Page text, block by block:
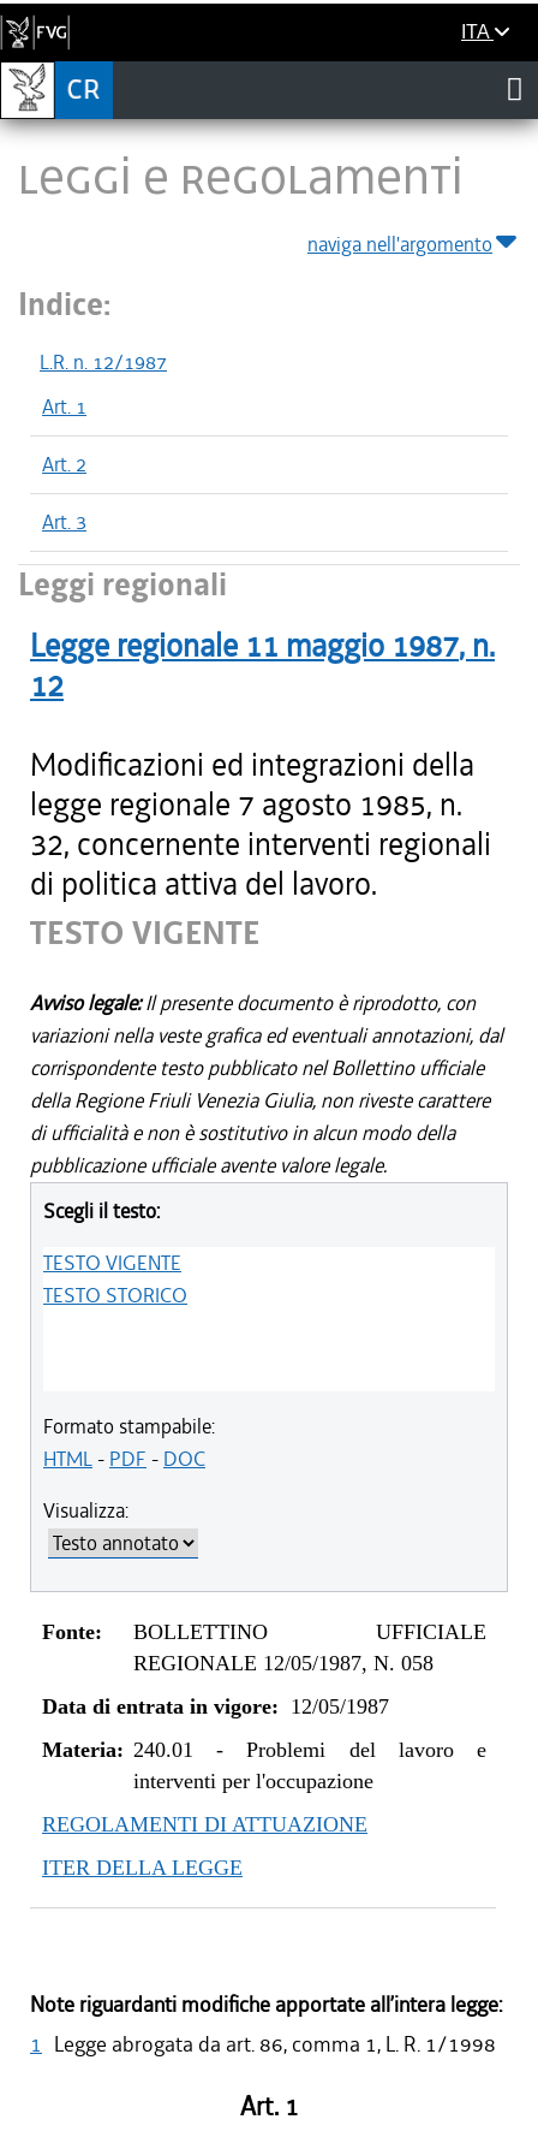
ITA
LEGGI E REGOLAMENTI
naviga nell'argomento
Indice:
L.R. n. 12/1987
Art. 1
Art. 2
Art. 3
Leggi regionali
Legge regionale 11 maggio 1987, n.
12
Modificazioni ed integrazioni della
legge regionale 7 agosto 1985, n.
32, concernente interventi regionali
di politica attiva del lavoro.
TESTO VIGENTE
Avviso legale:Il presente documento è riprodotto, con
variazioni nella veste grafica ed eventuali annotazioni, dal
corrispondente testo pubblicato nel Bollettino ufficiale
della Regione Friuli Venezia Giulia, non riveste carattere
di ufficialità e non è sostitutivo in alcun modo della
pubblicazione ufficiale avente valore legale.
Scegli il testo:
TESTO VIGENTE
TESTO STORICO
Formato stampabile:
HTML- PDF - DOC
Visualizza:
Fonte:
BOLLETTINO UFFICIALE
REGIONALE 12/05/1987, N. 058
Data di entrata in vigore: 12/05/1987
Materia: 240.01 -Problemi del lavoro e
interventi per l'occupazione
REGOLAMENTI DI ATTUAZIONE
ITER DELLA LEGGE
Note riguardanti modifiche apportate all’intera legge:
1 Legge abrogata da art. 86, comma 1, L. R. 1/1998
Art. 1